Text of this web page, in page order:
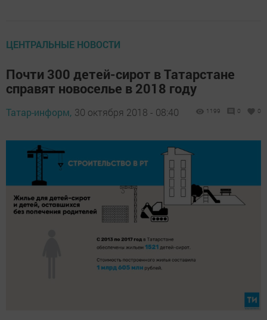
ЦЕНТРАЛЬНЫЕ НОВОСТИ
Почти 300 детей-сирот в Татарстане
справят новоселье в 2018 году
Татар-информ, 30 октября 2018 - 08:40 1199 0 0